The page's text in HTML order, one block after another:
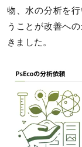
物、水の分析を
うことが改善へ
きました。